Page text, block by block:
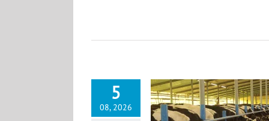
5
08, 2026